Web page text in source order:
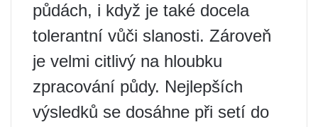
půdách, i když je také docela
tolerantní vůči slanosti. Zároveň
je velmi citlivý na hloubku
zpracování půdy. Nejlepších
výsledků se dosáhne při setí do